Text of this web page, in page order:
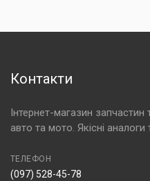
Контакти
Інтернет-магазин запчастин
авто та мото. Якісні аналоги
ТЕЛЕФОН
(097) 528-45-78